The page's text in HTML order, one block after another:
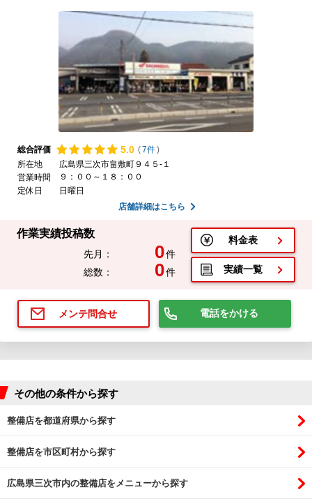
総合評価 5.0 (7件)
所在地
広島県三次市畠敷町９４５-１
営業時間
９：００～１８：００
定休日
日曜日
店舗詳細はこちら
作業実績投稿数
先月： 0件
総数：
0件
料金表
実績一覧
メンテ問合せ 電話をかける
その他の条件から探す
整備店を都道府県から探す
整備店を市区町村から探す
広島県三次市内の整備店をメニューから探す